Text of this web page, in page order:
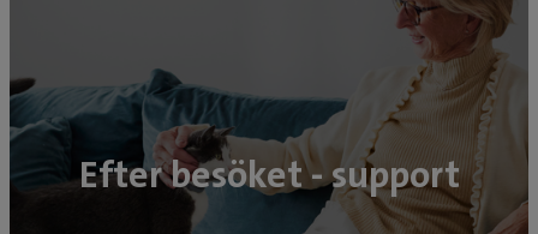
Efter besöket - support